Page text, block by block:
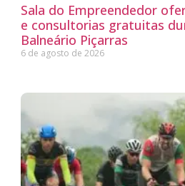
Sala do Empreendedor
e consultorias gratuitas
Balneário Piçarras
6 de agosto de 2026